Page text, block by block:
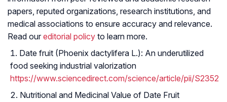
papers, reputed organizations, research institutions, and
medical associations to ensure accuracy and relevance.
Read our editorial policy to learn more.
Date fruit (Phoenix dactylifera L.): An underutilized
food seeking industrial valorization
https://www.sciencedirect.com/science/article/pii/
Nutritional and Medicinal Value of Date Fruit